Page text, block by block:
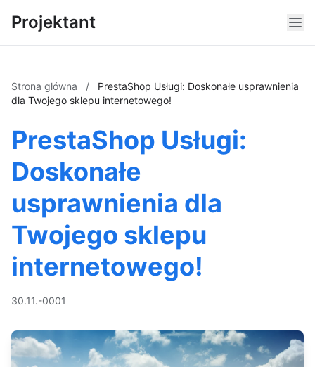
Projektant
Strona główna /
PrestaShop Usługi: Doskonałe usprawnienia
dla Twojego sklepu internetowego!
PrestaShop Usługi:
Doskonałe
usprawnienia dla
Twojego sklepu
internetowego!
30.11.-0001